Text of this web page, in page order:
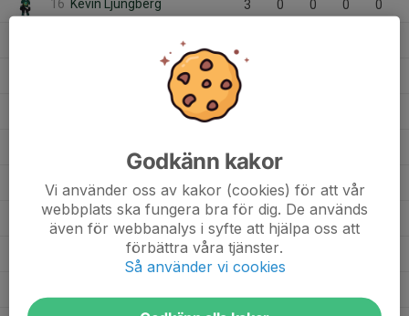
16 Kevin Ljungberg 3 0 0 0 0
10
29 Filip Gudmunds
8 Egon Nordqvist 14 0 0 0
Edwin Svensson 3 0
Godkänn kakor
Vi använder oss av kakor (cookies) för att vår
webbplats ska fungera bra för dig. De används
även för webbanalys i syfte att hjälpa oss att
förbättra våra tjänster.
Så använder vi cookies